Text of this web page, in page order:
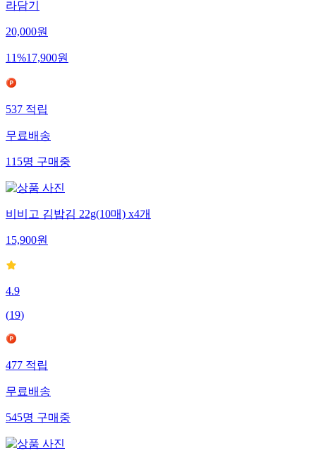
라담기
20,000원
11%17,900원
537적립
무료배송
115명구매중
비비고 김밥김 22g(10매) x4개
15,900원
4.9
(19)
477적립
무료배송
545명구매중